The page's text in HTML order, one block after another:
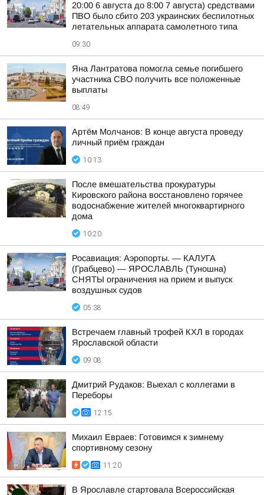
20:00 6 августа до 8:00 7 августа) средствами
ПВО было сбито 203 украинских беспилотных
летательных аппарата самолетного типа
09:30
Яна Лантратова помогла семье погибшего
участника СВО получить все положенные
выплаты
08:49
Артём Молчанов: В конце августа проведу
личный приём граждан
10:13
После вмешательства прокуратуры
Кировского района восстановлено горячее
водоснабжение жителей многоквартирного
дома
10:20
Росавиация: Аэропорты. — КАЛУГА
(Грабцево) — ЯРОСЛАВЛЬ (Туношна)
СНЯТЫ ограничения на прием и выпуск
воздушных судов
05:38
Встречаем главный трофей КХЛ в городах
Ярославской области
09:08
Дмитрий Рудаков: Выехал с коллегами в
Переборы
12:15
Михаил Евраев: Готовимся к зимнему
спортивному сезону
11:20
В Ярославле стартовала Всероссийская